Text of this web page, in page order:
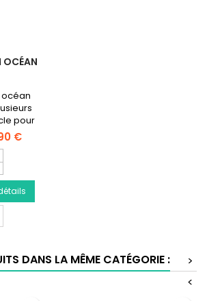
OCÉAN
océan
pour
du
€
Premium Océan
DANS LA MÊME CATÉGORIE :
>
<